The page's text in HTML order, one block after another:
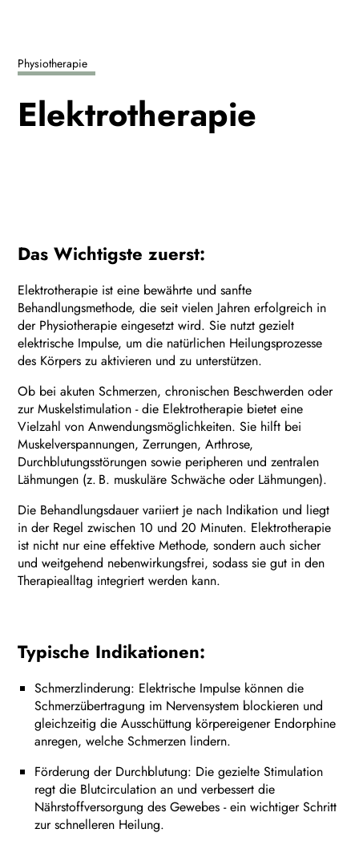
Physiotherapie
Elektrotherapie
Das Wichtigste zuerst:
Elektrotherapie ist eine bewährte und sanfte
Behandlungsmethode, die seit vielen Jahren erfolgreich in
der Physiotherapie eingesetzt wird. Sie nutzt gezielt
elektrische Impulse, um die natürlichen Heilungsprozesse
des Körpers zu aktivieren und zu unterstützen.
Ob bei akuten Schmerzen, chronischen Beschwerden oder
zur Muskelstimulation - die Elektrotherapie bietet eine
Vielzahl von Anwendungsmöglichkeiten. Sie hilft bei
Muskelverspannungen, Zerrungen, Arthrose,
Durchblutungsstörungen sowie peripheren und zentralen
Lähmungen (z. B. muskuläre Schwäche oder Lähmungen).
Die Behandlungsdauer variiert je nach Indikation und liegt
in der Regel zwischen 10 und 20 Minuten. Elektrotherapie
ist nicht nur eine effektive Methode, sondern auch sicher
und weitgehend nebenwirkungsfrei, sodass sie gut in den
Therapiealltag integriert werden kann.
Typische Indikationen:
Schmerzlinderung: Elektrische Impulse können die
Schmerzübertragung im Nervensystem blockieren und
gleichzeitig die Ausschüttung körpereigener Endorphine
anregen, welche Schmerzen lindern.
Förderung der Durchblutung: Die gezielte Stimulation
regt die Blutcirculation an und verbessert die
Nährstoffversorgung des Gewebes - ein wichtiger Schritt
zur schnelleren Heilung.